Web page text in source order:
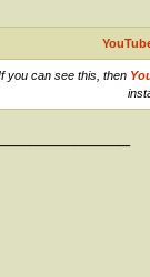
you can see this, then